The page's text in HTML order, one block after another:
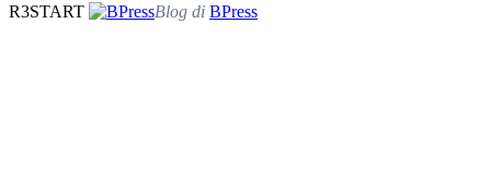
R3START
Blog di BPress